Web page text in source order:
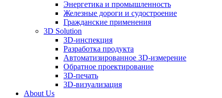
Энергетика и промышленность
Железные дороги и судостроение
Гражданские применения
3D Solution
3D-инспекция
Разработка продукта
Автоматизированное 3D-измерение
Обратное проектирование
3D-печать
3D-визуализация
About Us